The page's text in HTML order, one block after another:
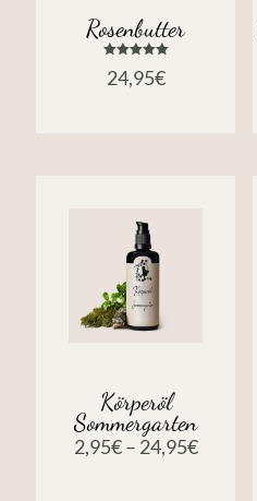
Rosenbutter
mit
5.00
24,95€
Körperöl
Sommergarten
2,95€– 24,95€